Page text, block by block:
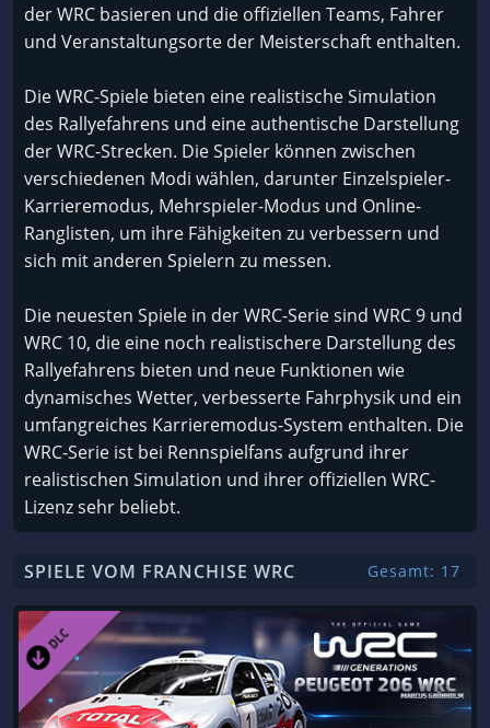
der WRC basieren und die offiziellen Teams, Fahrer
und Veranstaltungsorte der Meisterschaft enthalten.
Die WRC-Spiele bieten eine realistische Simulation
des Rallyefahrens und eine authentische Darstellung
der WRC-Strecken. Die Spieler können zwischen
verschiedenen Modi wählen, darunter Einzelspieler-
Karrieremodus, Mehrspieler-Modus und Online-
Ranglisten, um ihre Fähigkeiten zu verbessern und
sich mit anderen Spielern zu messen.
Die neuesten Spiele in der WRC-Serie sind WRC 9 und
WRC 10, die eine noch realistischere Darstellung des
Rallyefahrens bieten und neue Funktionen wie
dynamisches Wetter, verbesserte Fahrphysik und ein
umfangreiches Karrieremodus-System enthalten. Die
WRC-Serie ist bei Rennspielfans aufgrund ihrer
realistischen Simulation und ihrer offiziellen WRC-
Lizenz sehr beliebt.
SPIELE VOM FRANCHISE WRC Gesamt: 17